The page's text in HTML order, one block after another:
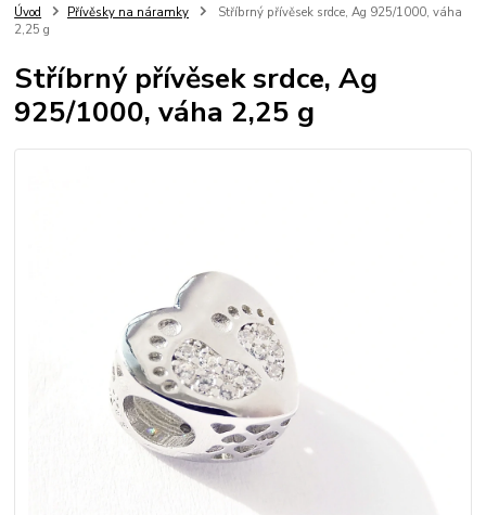
Úvod Přívěsky na náramky
Stříbrný přívěsek srdce, Ag 925/1000, váha
2,25 g
Stříbrný přívěsek srdce, Ag
925/1000, váha 2,25 g